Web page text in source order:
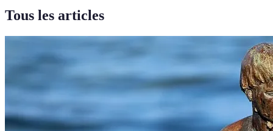
Tous les articles